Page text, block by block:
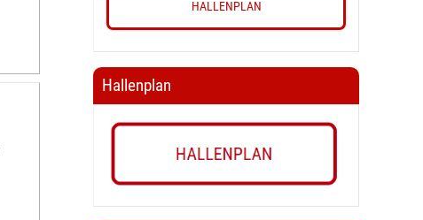
HALLENPLAN
Hallenplan